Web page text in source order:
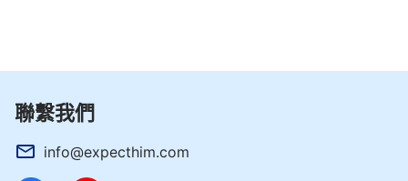
聯繫我們
info@expecthim.com